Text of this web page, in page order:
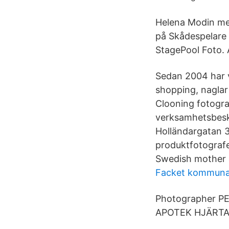
Helena Modin
på
StagePool Foto.
Sedan 2004
shopping,
Clooning
Holländargatan
Swedish mother
Facket
Photographer
APOTEK